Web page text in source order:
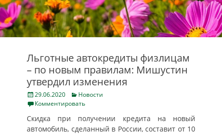
Льготные автокредиты физлицам
– по новым правилам: Мишустин
утвердил изменения
Posted
on
29.06.2020 Categories
Новости
Комментировать
Скидка при получении кредита на новый
автомобиль, сделанный в России, составит от 10